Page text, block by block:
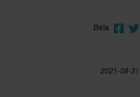
Dela
2021-08-31